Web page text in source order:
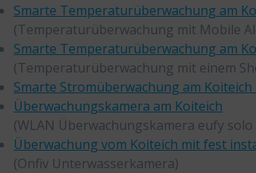
Smarte Temperaturüberwachung am
(Temperaturüberwachung mit Mobile
Smarte Temperaturüberwachung am
(Temperaturüberwachung mit einem
Smarte Stromüberwachung am Koiteich
Überwachungskamera am Koiteich
(WLAN Überwachungskamera eufy solo
Überwachung vom Koiteich mit fest
(Onfiv Unterwasserkamera)